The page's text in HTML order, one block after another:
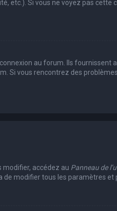
etc.). Si vous ne voyez pas cette
au forum. Ils fournissent
Si vous rencontrez des
modifier, accédez au Panneau de
de modifier tous les paramètres